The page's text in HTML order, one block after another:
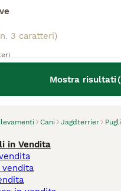
Mostra risultati(
Cani Jagdterrier
trovato 0
Jagdterrier, Laterza.
in Vendita
vendita